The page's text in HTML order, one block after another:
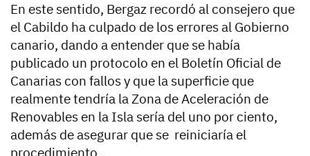
En este sentido, Bergaz recordó al consejero que
el Cabildo ha culpado de los errores al Gobierno
canario, dando a entender que se había
publicado un protocolo en el Boletín Oficial de
Canarias con fallos y que la superficie que
realmente tendría la Zona de Aceleración de
Renovables en la Isla sería del uno por ciento,
además de asegurar que se reiniciaría el